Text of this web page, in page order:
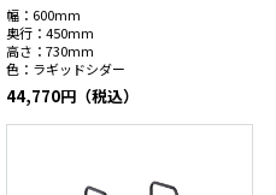
幅： 600mm
奥行： 450mm
高さ： 730mm
色： ラギッドシダー
44,770円（税込）